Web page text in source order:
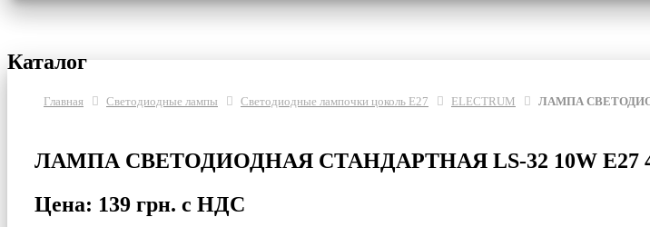
Каталог
Главная Светодиодные лампы Светодиодные лампочки цоколь Е27 ELECTRUM ЛАМПА
ЛАМПА СВЕТОДИОДНАЯ СТАНДАРТНАЯ LS-32 10W E27
Цена: 139 грн. с НДС